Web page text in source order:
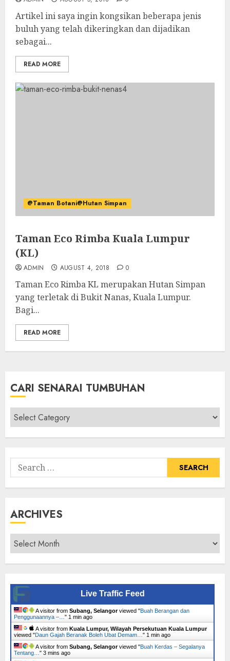
Artikel ini saya ingin kongsikan beberapa jenis
buluh yang telah dikeringkan dan dijadikan
sebagai...
READ MORE
@Taman Botani@Hutan Simpan
Taman Eco Rimba Kuala Lumpur
(KL)
ADMIN AUGUST 4, 2018 0
Taman Eco Rimba KL merupakan Hutan Simpan
yang terletak di Bukit Nanas, Kuala Lumpur.
Bagi...
READ MORE
CARI SENARAI TUMBUHAN
Cari
Senarai
Tumbuhan
Search
for:
ARCHIVES
Archives
Live Traffic Feed
A visitor from Subang, Selangorviewed "Buah Berangan dan
Penggunaannya –… " 1 min ago
A visitor from Kuala Lumpur, Wilayah Persekutuan Kuala Lumpur
viewed "Daun Gajah Beranak Boleh Ubat Demam… " 1 min ago
A visitor from Subang, Selangorviewed "Buah Kerdas – Segalanya
Tentang… " 3 mins ago